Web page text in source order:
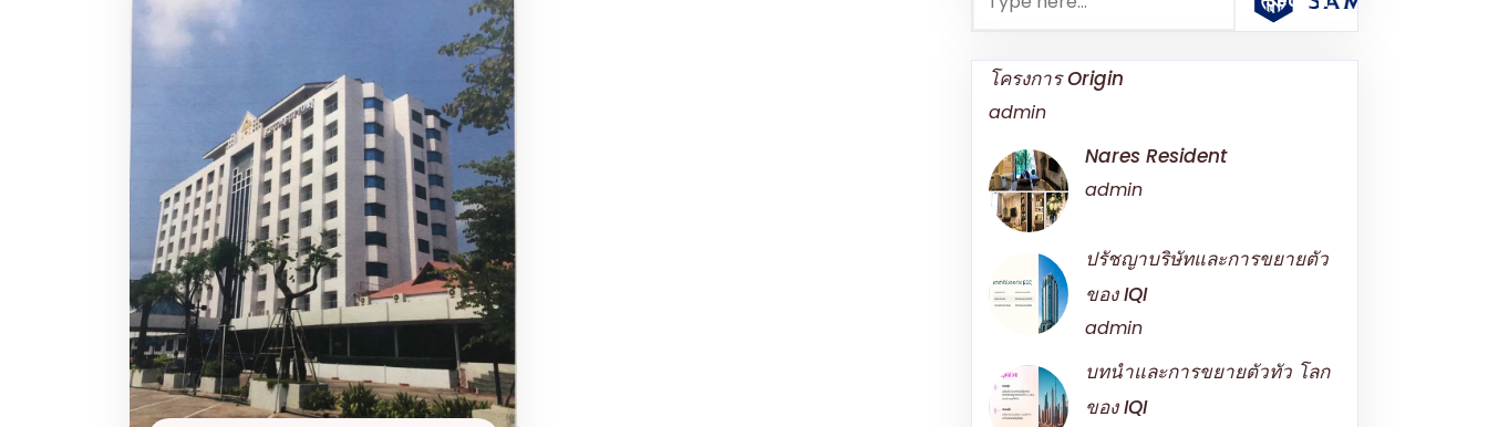
โครงการ Origin
admin
Nares Resident
admin
ปรัชญาบริษัทและการขยายตัว
ของ IQI
admin
บทนําและการขยายตัวทัว โลก
ของ IQI